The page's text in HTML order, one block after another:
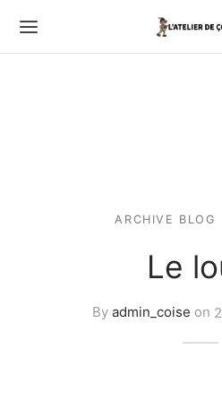
ARCHIVE BLOG
Le
By admin_coise on